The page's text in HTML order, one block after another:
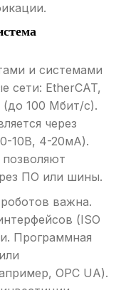
и системами
сети: EtherCAT,
(до 100 Мбит/с).
через
10В, 4-20мА).
ПО или шины.
важна.
(ISO
Программная
OPC UA).